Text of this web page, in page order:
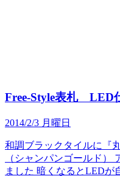
Free-Style表札
2014/2/3 月曜日
和調ブラックタイルに『
（シャンパンゴールド）
ました 暗くなるとLEDが